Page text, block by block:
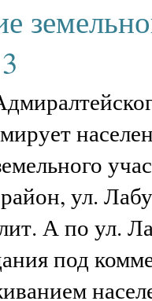
ул.
А по ул.
под